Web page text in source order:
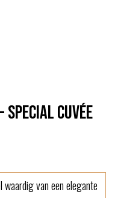
Cuvée
waardig van een elegante